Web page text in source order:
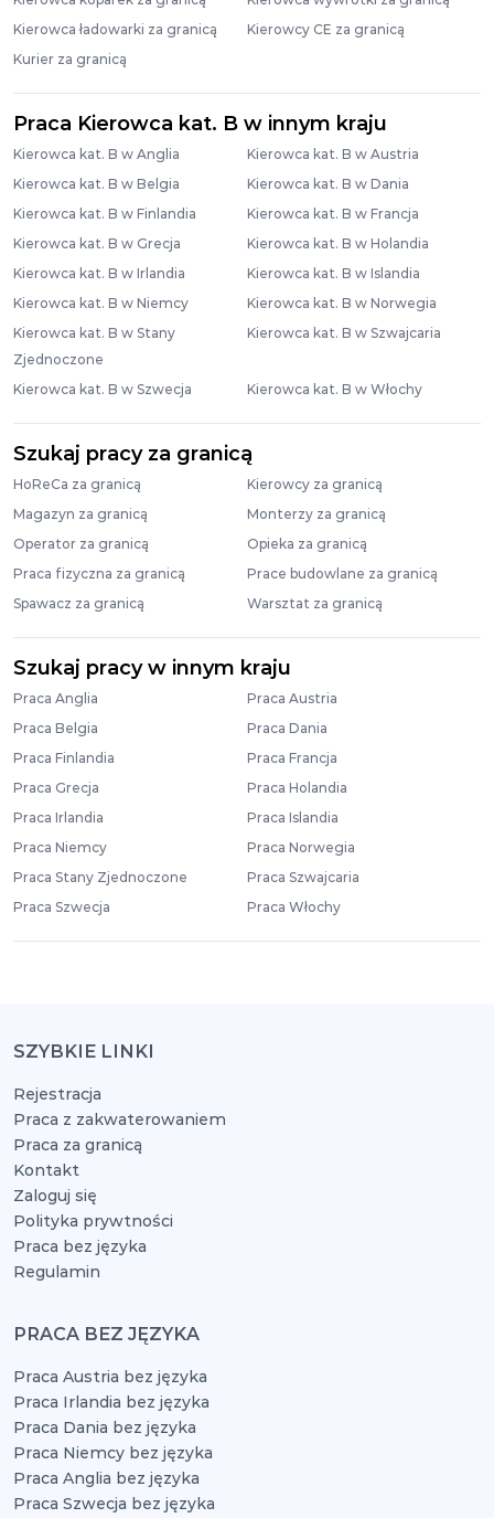
Kierowca ładowarki za granicą
Kierowcy CE za granicą
Kurier za granicą
Praca Kierowca kat. B w innym kraju
Kierowca kat. B w Anglia
Kierowca kat. B w Austria
Kierowca kat. B w Belgia
Kierowca kat. B w Dania
Kierowca kat. B w Finlandia
Kierowca kat. B w Francja
Kierowca kat. B w Grecja
Kierowca kat. B w Holandia
Kierowca kat. B w Irlandia
Kierowca kat. B w Islandia
Kierowca kat. B w Niemcy
Kierowca kat. B w Norwegia
Kierowca kat. B w Stany
Zjednoczone
Kierowca kat. B w Szwajcaria
Kierowca kat. B w Szwecja Kierowca kat. B w Włochy
Szukaj pracy za granicą
HoReCa za granicą
Kierowcy za granicą
Magazyn za granicą
Monterzy za granicą
Operator za granicą
Opieka za granicą
Praca fizyczna za granicą
Prace budowlane za granicą
Spawacz za granicą
Warsztat za granicą
Szukaj pracy w innym kraju
Praca Anglia
Praca Austria
Praca Belgia
Praca Dania
Praca Finlandia
Praca Francja
Praca Grecja
Praca Holandia
Praca Irlandia
Praca Islandia
Praca Niemcy
Praca Norwegia
Praca Stany Zjednoczone
Praca Szwajcaria
Praca Szwecja
Praca Włochy
SZYBKIE LINKI
Rejestracja
Praca z zakwaterowaniem
Praca za granicą
Kontakt
Zaloguj się
Polityka prywtności
Praca bez języka
Regulamin
PRACA BEZ JĘZYKA
Praca Austria bez języka
Praca Irlandia bez języka
Praca Dania bez języka
Praca Niemcy bez języka
Praca Anglia bez języka
Praca Szwecja bez języka